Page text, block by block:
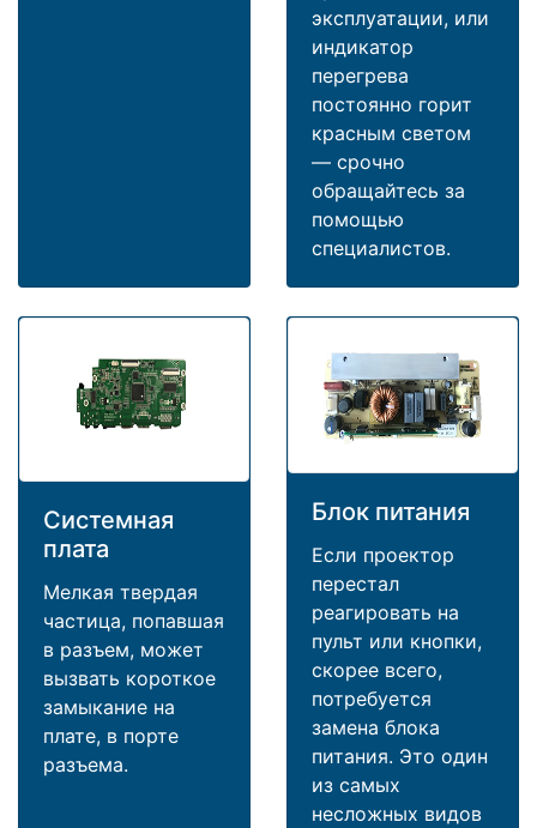
эксплуатации, или
индикатор
перегрева
постоянно горит
красным светом
— срочно
обращайтесь за
помощью
специалистов.
Системная
плата
Мелкая твердая
частица, попавшая
в разъем, может
вызвать короткое
замыкание на
плате, в порте
разъема.
Блок питания
Если проектор
перестал
реагировать на
пульт или кнопки,
скорее всего,
потребуется
замена блока
питания. Это один
из самых
несложных видов